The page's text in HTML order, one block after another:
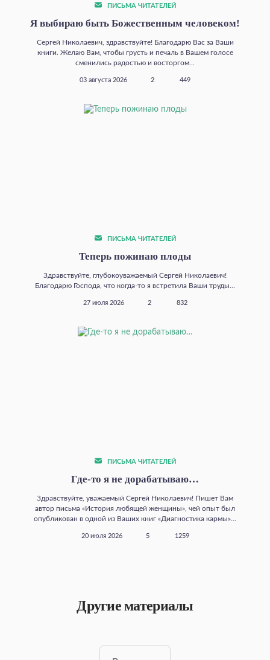
ПИСЬМА ЧИТАТЕЛЕЙ
Я выбираю быть Божественным человеком!
Сергей Николаевич, здравствуйте! Благодарю Вас за Ваши
книги. Желаю Вам, чтобы грусть и печаль в Вашем голосе
сменились радостью и восторгом...
03 августа 2026 2 449
ПИСЬМА ЧИТАТЕЛЕЙ
Теперь пожинаю плоды
Здравствуйте, глубокоуважаемый Сергей Николаевич!
Благодарю Господа, что когда‑то я встретила Ваши труды...
27 июля 2026 2 832
ПИСЬМА ЧИТАТЕЛЕЙ
Где‑то я не дорабатываю…
Здравствуйте, уважаемый Сергей Николаевич! Пишет Вам
автор письма «История любящей женщины», чей опыт был
опубликован в одной из Ваших книг «Диагностика кармы»...
20 июля 2026 5 1259
Другие материалы